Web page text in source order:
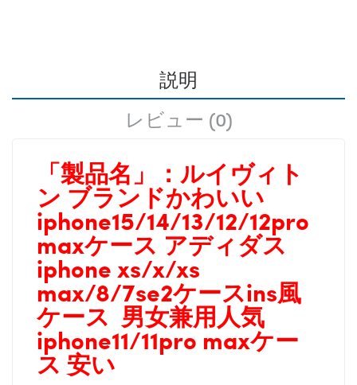
説明
レビュー (0)
「製品名」： ルイヴィト
ン ブランドかわいい
iphone15/14/13/12/12pro
maxケース アディダス
iphone xs/x/xs
max/8/7se2ケースins風
ケース 男女兼用人気
iphone11/11pro maxケー
ス 安い